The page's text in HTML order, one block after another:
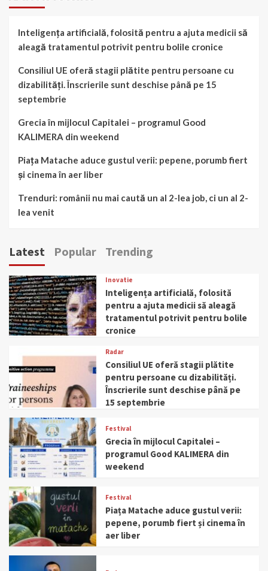
Inteligența artificială, folosită pentru a ajuta medicii să
aleagă tratamentul potrivit pentru bolile cronice
Consiliul UE oferă stagii plătite pentru persoane cu
dizabilități. Înscrierile sunt deschise până pe 15
septembrie
Grecia în mijlocul Capitalei – programul Good
KALIMERA din weekend
Piața Matache aduce gustul verii: pepene, porumb fiert
și cinema în aer liber
Trenduri: românii nu mai caută un al 2-lea job, ci un al 2-
lea venit
Latest Popular Trending
Inovatie
Inteligența artificială, folosită
pentru a ajuta medicii să aleagă
tratamentul potrivit pentru bolile
cronice
Radar
Consiliul UE oferă stagii plătite
pentru persoane cu dizabilități.
Înscrierile sunt deschise până pe
15 septembrie
Festival
Grecia în mijlocul Capitalei –
programul Good KALIMERA din
weekend
Festival
Piața Matache aduce gustul verii:
pepene, porumb fiert și cinema în
aer liber